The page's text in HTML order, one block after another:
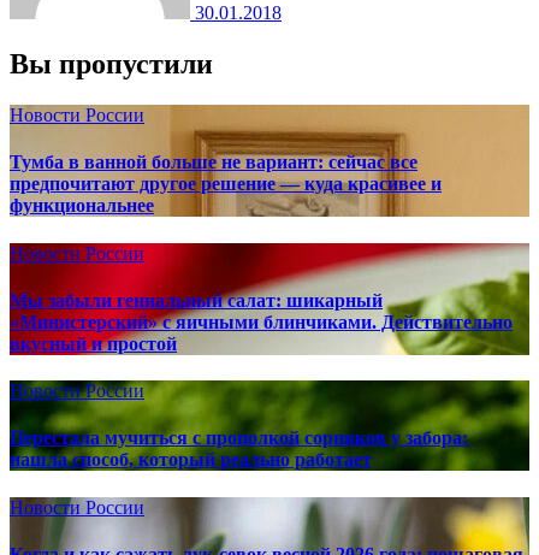
30.01.2018
Вы пропустили
Новости России
Тумба в ванной больше не вариант: сейчас все
предпочитают другое решение — куда красивее и
функциональнее
Новости России
Мы забыли гениальный салат: шикарный
«Министерский» с яичными блинчиками. Действительно
вкусный и простой
Новости России
Перестала мучиться с прополкой сорняков у забора:
нашла способ, который реально работает
Новости России